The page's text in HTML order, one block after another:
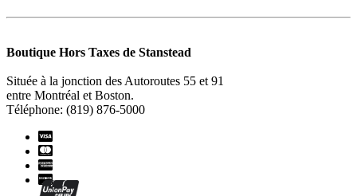
Boutique Hors Taxes de Stanstead
Située à la jonction des Autoroutes 55 et 91
entre Montréal et Boston.
Téléphone: (819) 876-5000